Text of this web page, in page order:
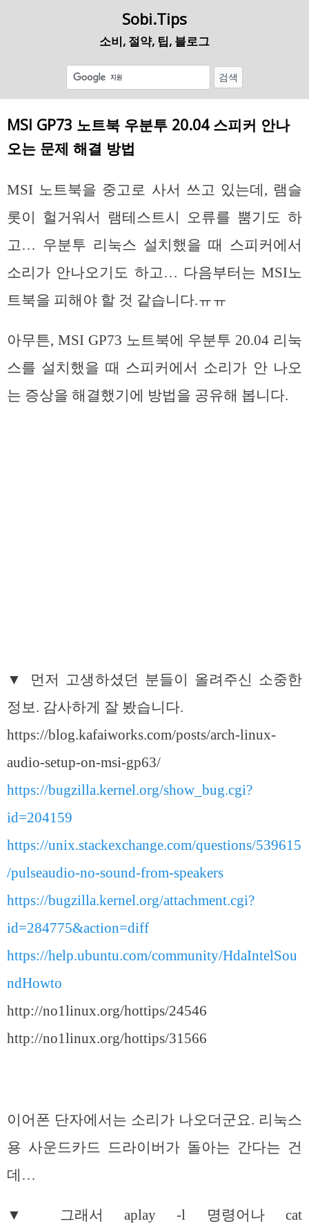
Sobi.Tips
소비, 절약, 팁, 블로그
MSI GP73 노트북 우분투 20.04 스피커 안나
오는 문제 해결 방법
MSI 노트북을 중고로 사서 쓰고 있는데, 램슬
롯이 헐거워서 램테스트시 오류를 뿜기도 하
고… 우분투 리눅스 설치했을 때 스피커에서
소리가 안나오기도 하고… 다음부터는 MSI노
트북을 피해야 할 것 같습니다.ㅠㅠ
아무튼, MSI GP73 노트북에 우분투 20.04 리눅
스를 설치했을 때 스피커에서 소리가 안 나오
는 증상을 해결했기에 방법을 공유해 봅니다.
▼ 먼저 고생하셨던 분들이 올려주신 소중한
정보. 감사하게 잘 봤습니다.
https://blog.kafaiworks.com/posts/arch-linux-
audio-setup-on-msi-gp63/
https://bugzilla.kernel.org/show_bug.cgi?
id=204159
https://unix.stackexchange.com/questions/539615
/pulseaudio-no-sound-from-speakers
https://bugzilla.kernel.org/attachment.cgi?
id=284775&action=diff
https://help.ubuntu.com/community/HdaIntelSou
ndHowto
http://no1linux.org/hottips/24546
http://no1linux.org/hottips/31566
이어폰 단자에서는 소리가 나오더군요. 리눅스
용 사운드카드 드라이버가 돌아는 간다는 건
데…
▼ 그래서 aplay -l 명령어나 cat